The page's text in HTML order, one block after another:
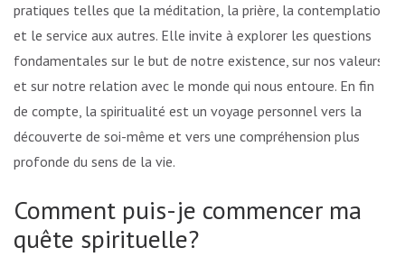
pratiques telles que la méditation, la prière, la contemplation
et le service aux autres. Elle invite à explorer les questions
fondamentales sur le but de notre existence, sur nos valeurs
et sur notre relation avec le monde qui nous entoure. En fin
de compte, la spiritualité est un voyage personnel vers la
découverte de soi-même et vers une compréhension plus
profonde du sens de la vie.
Comment puis-je commencer ma
quête spirituelle?